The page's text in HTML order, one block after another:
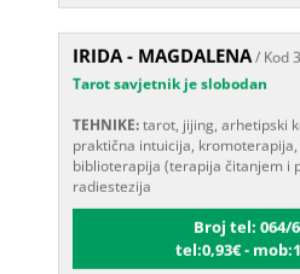
IRIDA - MAGDALENA/ Kod
Tarot savjetnik je slobodan
praktična intuicija, kromoterapija,
biblioterapija (terapija čitanjem i
radiestezija
Broj tel: 064/
tel:0,93€ -